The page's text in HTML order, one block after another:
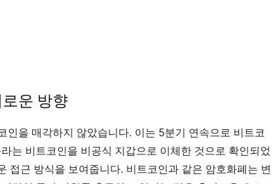
운 방향
을 매각하지 않았습니다. 이는 5분기 연속으로 비트코
는 비트코인을 비공식 지갑으로 이체한 것으로 확인되었
접근 방식을 보여줍니다. 비트코인과 같은 암호화폐는 변